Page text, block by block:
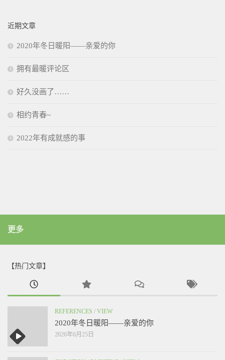
近期文章
2020年冬日暖阳——亲爱的你
拥有最暖评论区
好久没画了……
相约青春~
2022年有成就感的事
更多
【热门文章】
REFERENCES / VIEW
2020年冬日暖阳——亲爱的你
2026年6月25日